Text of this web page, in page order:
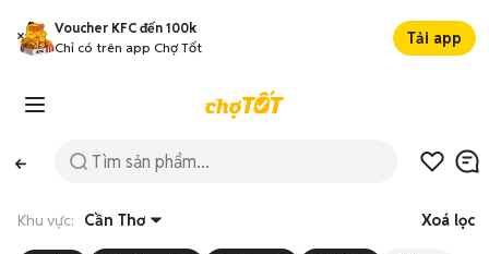
Voucher KFC đến 100k
Chỉ có trên app Chợ Tốt
Tải app
Khu vực: Cần Thơ Xoá lọc